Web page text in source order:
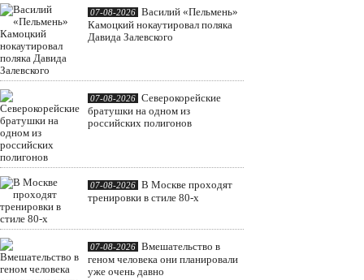
07-08-2026 Василий «Пельмень»
Камоцкий нокаутировал поляка
Давида Залевского
07-08-2026 Северокорейские
братушки на одном из
российских полигонов
07-08-2026 В Москве проходят
тренировки в стиле 80-х
07-08-2026 Вмешательство в
геном человека они планировали
уже очень давно